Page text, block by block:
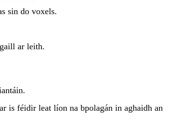
sin do voxels.
ar leith.
is féidir leat líon na bpolagán in aghaidh an